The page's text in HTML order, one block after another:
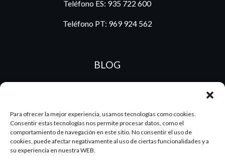
Para ofrecer la mejor experiencia, usamos tecnologías como cookies.
Consentir estas tecnologías nos permite procesar datos, como el
comportamiento de navegación en este sitio. No consentir el uso de
cookies, puede afectar negativamente al uso de ciertas funcionalidades y a
su experiencia en nuestra WEB.
Teléfono ES: 935 722 600
Teléfono PT: 969 924 562
BLOG